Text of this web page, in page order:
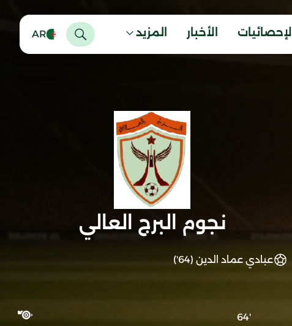
الإحصائيات الأخبار المزيد AR
نجوم البرج العالي
عبادي عماد الدين (64')
'64